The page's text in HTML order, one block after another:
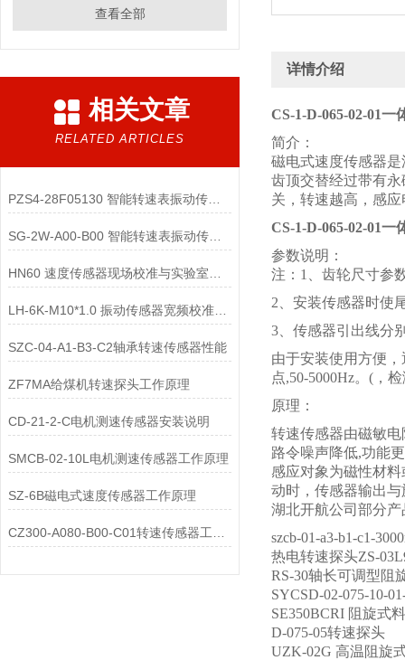
查看全部
相关文章
RELATED ARTICLES
PZS4-28F05130 智能转速表振动传感器的低功耗配件与电源管理策略有哪些？
SG-2W-A00-B00 智能转速表振动传感器的状态指示与用户交互配件有哪些？
LH-6K-M10*1.0 振动传感器宽频校准方法浅析
SZC-04-A1-B3-C2轴承转速传感器性能
ZF7MA给煤机转速探头工作原理
CD-21-2-C电机测速传感器安装说明
SMCB-02-10L电机测速传感器工作原理
SZ-6B磁电式速度传感器工作原理
详情介绍
CS-1-D-065-02-01一
简介：
磁电式速度传感器
齿顶交替经过带有
关，转速越高，感
CS-1-D-065-02-01一
参数说明：
注：1、齿轮尺寸参
2、安装传感器时使
3、传感器引出线分
由于安装使用方便
点,50-5000Hz。(，
原理：
转速传感器由磁敏
路令噪声降低,功能
感应对象为磁性材
动时，传感器输出
湖北开航公司部分产
szcb-01-a3-b1-c1-
热电转速探头ZS-
RS-30轴长可调型阻
SYCSD-02-075-10-
SE350BCRI 阻旋式
D-075-05转速探头
UZK-02G 高温阻旋